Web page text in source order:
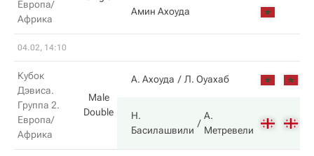
Европа/
Африка
Амин Ахоуда
04.02, 14:10
Кубок
Дэвиса.
Группа 2.
Европа/
Африка
Male
Double
А. Ахоуда Л. Оуахаб
Н.
Басилашвили
А.
Метревели